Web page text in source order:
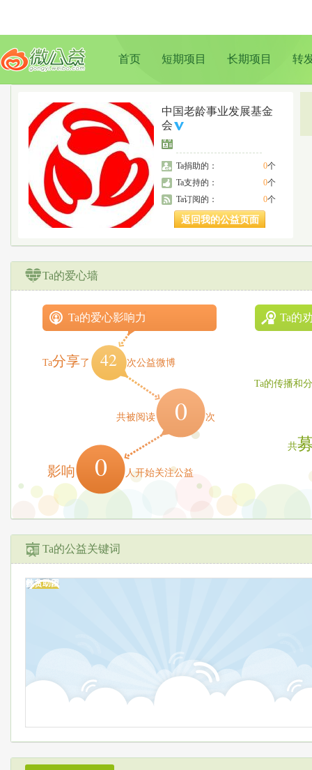
首页 短期项目 长期项目 转
中国老龄事业发展基金
会
0个
Ta捐助的：
0个
Ta支持的：
0个
Ta订阅的：
返回我的公益页面
Ta的爱心墙
Ta的爱心影响力
Ta分享了 42 次公益微博
共被阅读 0 次
影响 0 人开始关注公益
Ta的
Ta的传播和
共
Ta的公益关键词
救灾应急
扶贫助困